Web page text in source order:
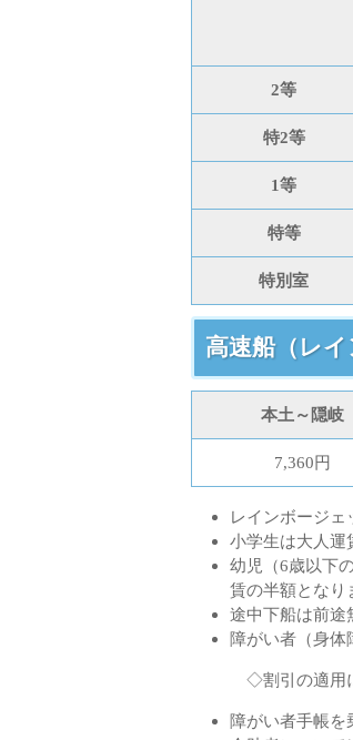
2等
特2等
1等
特等
特別室
高速船（レ
本土～隠岐
7,360円
レインボージェ
小学生は大人運
幼児（6歳以下
賃の半額となり
途中下船は前途
障がい者（身
◇割引の適用に
障がい者手帳